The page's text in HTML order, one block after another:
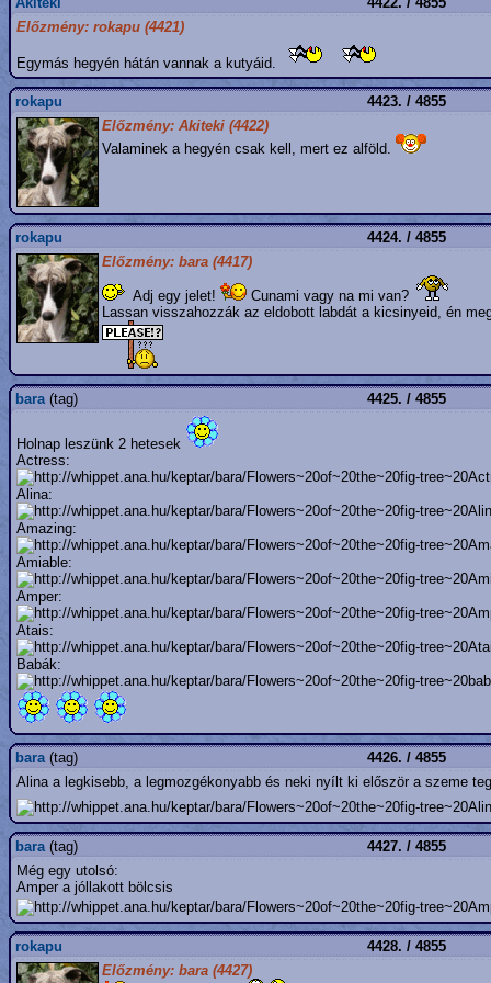
Előzmény: rokapu (4421)
Egymás hegyén hátán vannak a kutyáid.
rokapu
4423. / 4855
Előzmény: Akiteki (4422)
Valaminek a hegyén csak kell, mert ez alföld.
rokapu
4424. / 4855
Előzmény: bara (4417)
Adj egy jelet!
Cunami vagy na mi van?
Lassan visszahozzák az eldobott labdát a kicsinyeid, én
bara(tag) 4425. / 4855
Holnap leszünk 2 hetesek
Actress:
Alina:
Amazing:
Amiable:
Amper:
Atais:
Babák:
bara(tag)
4426. / 4855
Alina a legkisebb, a legmozgékonyabb és neki nyílt ki először a szeme
bara(tag)
4427. / 4855
Még egy utolsó:
Amper a jóllakott bölcsis
rokapu
4428. / 4855
Előzmény: bara (4427)